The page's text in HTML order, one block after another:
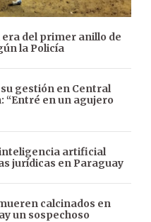
era del primer anillo de
la Policía
gestión en Central
“Entré en un agujero
inteligencia artificial
jurídicas en Paraguay
calcinados en
un sospechoso